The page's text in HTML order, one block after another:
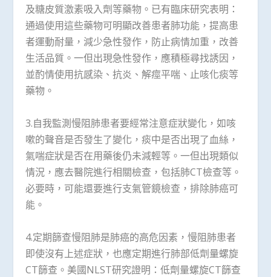
及糖皮質激素吸入劑等藥物。已有臨床研究表明：
通過使用這些藥物可明顯改善患者肺功能，提高患
者運動耐量，減少急性發作，防止病情加重，改善
生活品質。一但出現急性發作，應積極尋找誘因，
並酌情使用抗感染、抗炎、解痙平喘、止咳化痰等
藥物。
3.自我監測慢阻肺患者要經常注意症狀變化，如咳
嗽的聲音是否發生了變化，痰中是否出現了血絲，
氣喘症狀是否在用藥後仍未減輕等。一但出現類似
情況，應去醫院進行相關檢查，包括肺CT檢查等。
必要時，可能還要進行支氣管鏡檢查，排除肺癌可
能。
4.定期篩查慢阻肺是肺癌的高危因素，慢阻肺患者
即使沒有上述症狀，也應定期進行肺部低劑量螺旋
CT篩查。美國NLST研究證明：低劑量螺旋CT篩查